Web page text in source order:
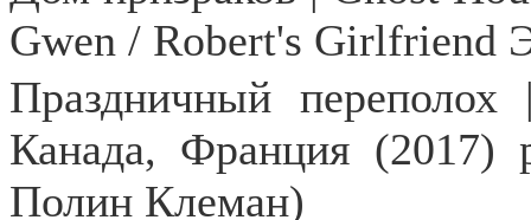
Gwen / Robert's Girlfriend
Праздничный
Канада, Франция (2017)
Полин Клеман)